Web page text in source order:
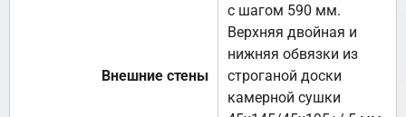
Внешние стены
с шагом 590 мм.
Верхняя двойная и
нижняя обвязки из
строганой доски
камерной сушки